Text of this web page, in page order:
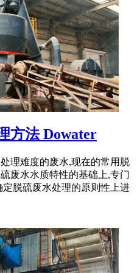
方法 Dowater
理难度的废水,现在的常用脱
废水水质特性的基础上,专门
脱硫废水处理的原则性上进